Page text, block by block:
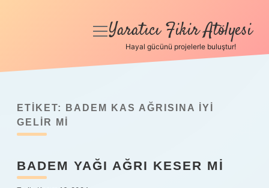
Anasayfa
Yasal Uyarı
menüyü
Yaratıcı Fikir Atölyesi
Hayal gücünü projelerle buluştur!
ETIKET:
BADEM KAS AĞRISINA IYI
GELIR MI
BADEM YAĞI AĞRI KESER MI